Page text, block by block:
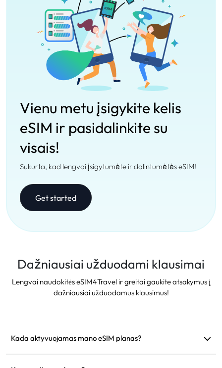
Vienu metu įsigykite kelis
eSIM ir pasidalinkite su
visais!
Sukurta, kad lengvai įsigytumėte ir dalintumėtės eSIM!
Get started
Dažniausiai užduodami klausimai
Lengvai naudokitės eSIM4Travel ir greitai gaukite atsakymus į
dažniausiai užduodamus klausimus!
Kada aktyvuojamas mano eSIM planas?